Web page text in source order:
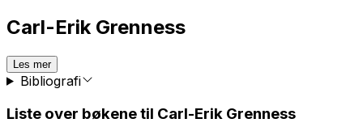
Carl-Erik Grenness
Les mer
Bibliografi
Liste over bøkene til Carl-Erik Grenness